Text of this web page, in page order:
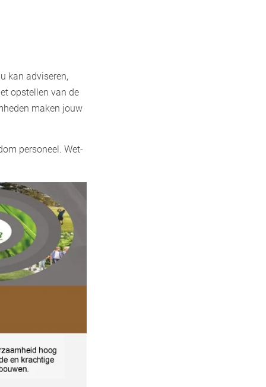
kan adviseren,
opstellen van de
maken jouw
personeel. Wet-